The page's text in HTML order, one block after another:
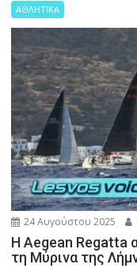
ΑΘΛΗΤΙΚΑ
24 Αυγούστου 2025
Η Aegean Regatta
τη Μύρινα της